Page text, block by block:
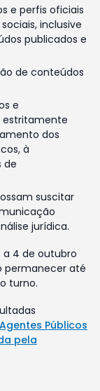
e perfis oficiais
inclusive
publicados e
de conteúdos
e
estritamente
dos
à
de
suscitar
jurídica.
a 4 de outubro
permanecer até
turno.
Públicos
pela